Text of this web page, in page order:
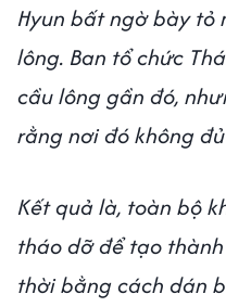
Hyun bất ngờ bày tỏ
lông. Ban tổ chức
cầu lông gần đó,
rằng nơi đó không
Kết quả là, toàn bộ
tháo dỡ để tạo
thời bằng cách dán